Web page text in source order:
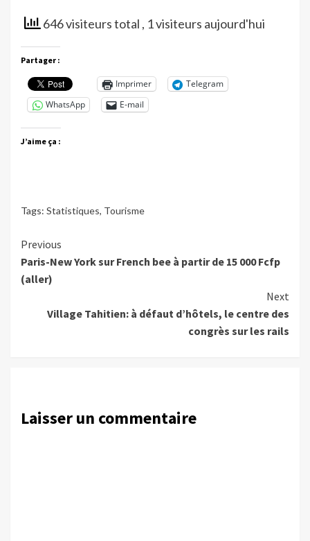
646 visiteurs total , 1 visiteurs aujourd'hui
Partager :
Imprimer
Telegram
WhatsApp
E-mail
J’aime ça :
Tags: Statistiques, Tourisme
Continue
Reading
Previous
Paris-New York sur French bee à partir de 15 000 Fcfp
(aller)
Next
Village Tahitien: à défaut d’hôtels, le centre des
congrès sur les rails
Laisser un commentaire